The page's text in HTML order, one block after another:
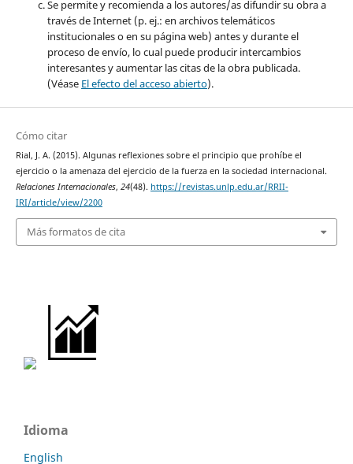
Se permite y recomienda a los autores/as difundir su obra a
través de Internet (p. ej.: en archivos telemáticos
institucionales o en su página web) antes y durante el
proceso de envío, lo cual puede producir intercambios
interesantes y aumentar las citas de la obra publicada.
(Véase El efecto del acceso abierto).
Cómo citar
Rial, J. A. (2015). Algunas reflexiones sobre el principio que prohíbe el
ejercicio o la amenaza del ejercicio de la fuerza en la sociedad internacional.
Relaciones Internacionales, 24(48). https://revistas.unlp.edu.ar/RRII-
IRI/article/view/2200
Más formatos de cita
Idioma
English